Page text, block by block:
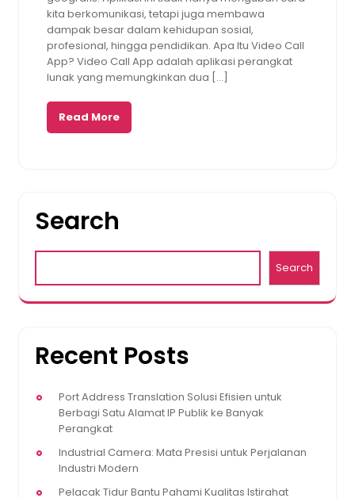
kita berkomunikasi, tetapi juga membawa
dampak besar dalam kehidupan sosial,
profesional, hingga pendidikan. Apa Itu Video Call
App? Video Call App adalah aplikasi perangkat
lunak yang memungkinkan dua […]
Read More
Search
Search
Recent Posts
Port Address Translation Solusi Efisien untuk
Berbagi Satu Alamat IP Publik ke Banyak
Perangkat
Industrial Camera: Mata Presisi untuk Perjalanan
Industri Modern
Pelacak Tidur Bantu Pahami Kualitas Istirahat